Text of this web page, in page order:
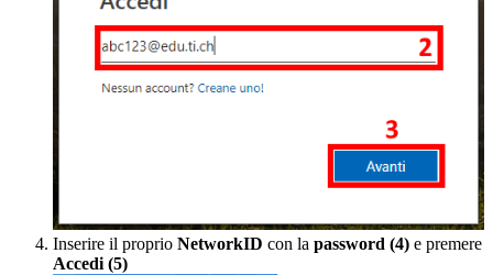
Inserire il proprio NetworkID con la password (4) e premere
Accedi (5)